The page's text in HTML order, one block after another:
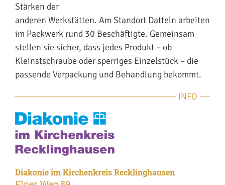
Stärken der
anderen Werkstätten. Am Standort Datteln arbeiten
im Packwerk rund 30 Beschäftigte. Gemeinsam
stellen sie sicher, dass jedes Produkt – ob
Kleinstschraube oder sperriges Einzelstück – die
passende Verpackung und Behandlung bekommt.
INFO
Diakonie im Kirchenkreis Recklinghausen